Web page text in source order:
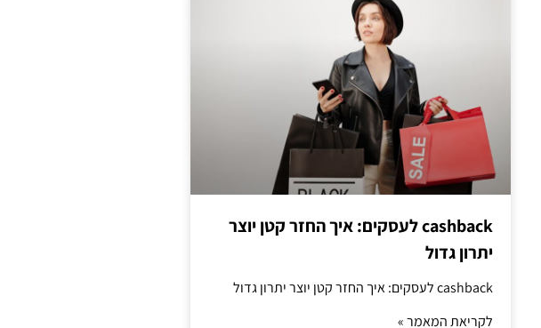
cashback לעסקים: איך החזר קטן יוצר
יתרון גדול
cashback לעסקים: איך החזר קטן יוצר יתרון גדול
לקריאת המאמר »